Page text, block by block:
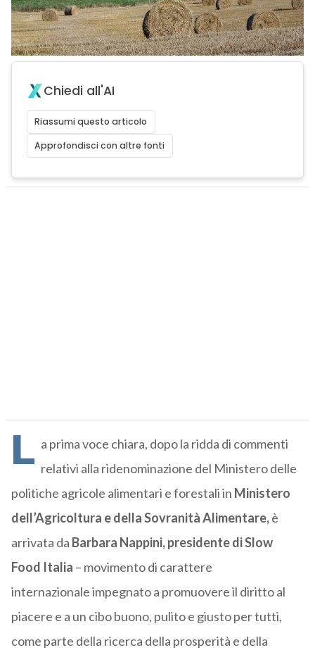
Chiedi all'AI
Riassumi questo articolo
Approfondisci con altre fonti
L a prima voce chiara, dopo la ridda di commenti
relativi alla ridenominazione del Ministero delle
politiche agricole alimentari e forestali in Ministero
dell’Agricoltura e della Sovranità Alimentare,è
arrivata da Barbara Nappini, presidente di Slow
Food Italia – movimento di carattere
internazionale impegnato a promuovere il diritto al
piacere e a un cibo buono, pulito e giusto per tutti,
come parte della ricerca della prosperità e della